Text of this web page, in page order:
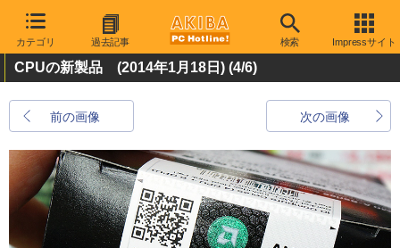
カテゴリ 過去記事 検索 Impressサイト
CPUの新製品 (2014年1月18日) (4/6)
前の画像 次の画像